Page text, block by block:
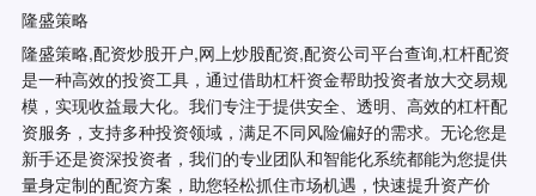
隆盛策略
隆盛策略,配资炒股开户,网上炒股配资,配资公司平台查询,杠杆配资
是一种高效的投资工具，通过借助杠杆资金帮助投资者放大交易规
模，实现收益最大化。我们专注于提供安全、透明、高效的杠杆配
资服务，支持多种投资领域，满足不同风险偏好的需求。无论您是
新手还是资深投资者，我们的专业团队和智能化系统都能为您提供
量身定制的配资方案，助您轻松抓住市场机遇，快速提升资产价